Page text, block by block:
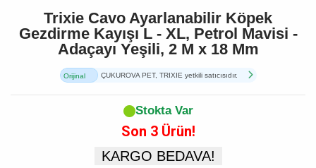
Trixie Cavo Ayarlanabilir Köpek
Gezdirme Kayışı L - XL, Petrol Mavisi -
Adaçayı Yeşili, 2 M x 18 Mm
Orijinal
ÇUKUROVA PET, TRIXIE yetkili satıcısıdır.
Stokta Var
Son 3 Ürün!
KARGO BEDAVA!